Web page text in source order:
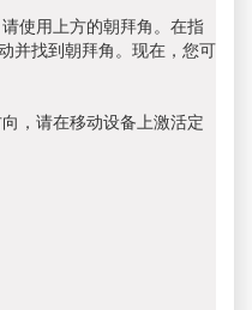
使用上方的朝拜角。在指
并找到朝拜角。现在，您可
，请在移动设备上激活定